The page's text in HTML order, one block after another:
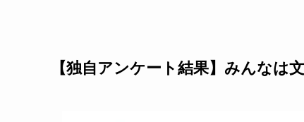
【独自アンケート結果】みんなは